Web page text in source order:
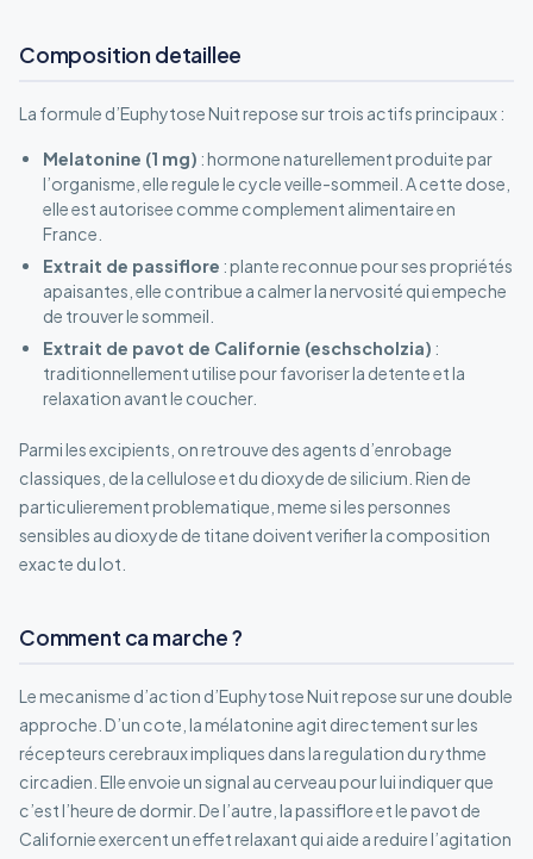
Composition detaillee
La formule d’Euphytose Nuit repose sur trois actifs principaux :
Melatonine (1 mg) : hormone naturellement produite par
l’organisme, elle regule le cycle veille-sommeil. A cette dose,
elle est autorisee comme complement alimentaire en
France.
Extrait de passiflore : plante reconnue pour ses propriétés
apaisantes, elle contribue a calmer la nervosité qui empeche
de trouver le sommeil.
Extrait de pavot de Californie (eschscholzia) :
traditionnellement utilise pour favoriser la detente et la
relaxation avant le coucher.
Parmi les excipients, on retrouve des agents d’enrobage
classiques, de la cellulose et du dioxyde de silicium. Rien de
particulierement problematique, meme si les personnes
sensibles au dioxyde de titane doivent verifier la composition
exacte du lot.
Comment ca marche ?
Le mecanisme d’action d’Euphytose Nuit repose sur une double
approche. D’un cote, la mélatonine agit directement sur les
récepteurs cerebraux impliques dans la regulation du rythme
circadien. Elle envoie un signal au cerveau pour lui indiquer que
c’est l’heure de dormir. De l’autre, la passiflore et le pavot de
Californie exercent un effet relaxant qui aide a reduire l’agitation